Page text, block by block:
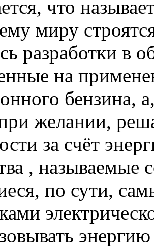
что
миру
разработки в
на
бензина,
желании,
за счёт
, называемые
по сути,